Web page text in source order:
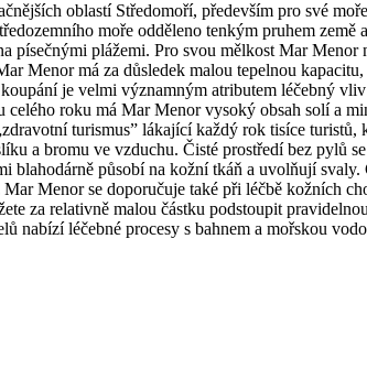
oblastí Středomoří, především pro své
moře odděleno tenkým pruhem země
písečnými plážemi. Pro svou mělkost Mar Menor
Menor má za důsledek malou tepelnou kapacitu,
je velmi významným atributem léčebný
roku má Mar Menor vysoký obsah solí a
turismus” lákající každý rok tisíce turistů,
a bromu ve vzduchu. Čisté prostředí bez pylů
blahodárně působí na kožní tkáň a uvolňují svaly.
Menor se doporučuje také při léčbě kožních
za relativně malou částku podstoupit
nabízí léčebné procesy s bahnem a mořskou